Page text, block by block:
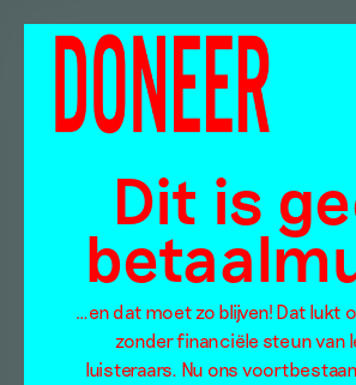
Dit is
…en dat moet zo blijven! Dat lukt
zonder financiële steun van
luisteraars. Nu ons